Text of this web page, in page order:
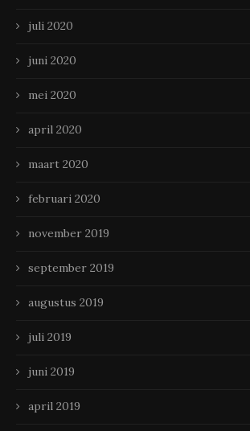
juli 2020
juni 2020
mei 2020
april 2020
maart 2020
februari 2020
november 2019
september 2019
augustus 2019
juli 2019
juni 2019
april 2019